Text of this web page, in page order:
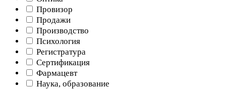
Провизор
Продажи
Производство
Психология
Регистратура
Сертификация
Фармацевт
Наука, образование